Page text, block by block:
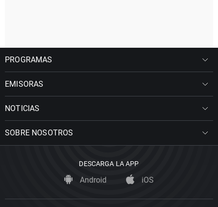
PROGRAMAS
EMISORAS
NOTICIAS
SOBRE NOSOTROS
DESCARGA LA APP
Android iOS